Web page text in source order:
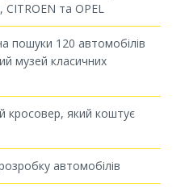
CITROEN та OPEL
пошуки 120 автомобілів
музей класичних
кросовер, який коштує
автомобілів